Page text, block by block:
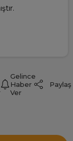
Gelince
Haber
Ver
Paylaş